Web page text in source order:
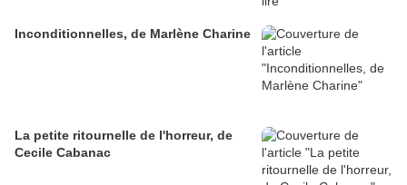
Inconditionnelles, de Marlène Charine
La petite ritournelle de l'horreur, de
Cecile Cabanac